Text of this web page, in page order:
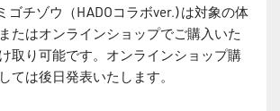
ゴチゾウ（HADOコラボver.)は対象の体
たはオンラインショップでご購入いた
取り可能です。オンラインショップ購
ては後日発表いたします。